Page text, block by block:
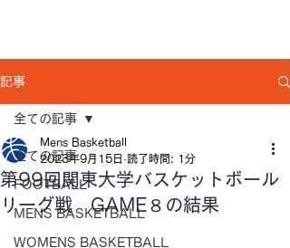
記事
全ての記事
FOOTBALL
MENS BASKETBALL
WOMENS BASKETBALL
全ての記事
第99回関東大学バスケットボール
リーグ戦 GAME８の結果
Mens Basketball
2023年9月15日 読了時間: 1分